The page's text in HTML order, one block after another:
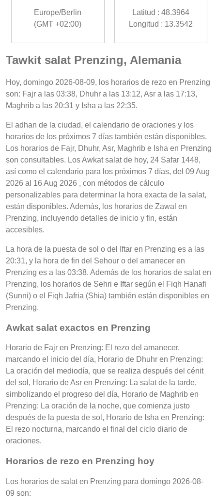
Europe/Berlin
(GMT +02:00)
Latitud : 48.3964
Longitud : 13.3542
Tawkit salat Prenzing, Alemania
Hoy, domingo 2026-08-09, los horarios de rezo en Prenzing
son: Fajr a las 03:38, Dhuhr a las 13:12, Asr a las 17:13,
Maghrib a las 20:31 y Isha a las 22:35.
El adhan de la ciudad, el calendario de oraciones y los
horarios de los próximos 7 días también están disponibles.
Los horarios de Fajr, Dhuhr, Asr, Maghrib e Isha en Prenzing
son consultables. Los Awkat salat de hoy, 24 Safar 1448,
así como el calendario para los próximos 7 días, del 09 Aug
2026 al 16 Aug 2026 , con métodos de cálculo
personalizables para determinar la hora exacta de la salat,
están disponibles. Además, los horarios de Zawal en
Prenzing, incluyendo detalles de inicio y fin, están
accesibles.
La hora de la puesta de sol o del Iftar en Prenzing es a las
20:31, y la hora de fin del Sehour o del amanecer en
Prenzing es a las 03:38. Además de los horarios de salat en
Prenzing, los horarios de Sehri e Iftar según el Fiqh Hanafi
(Sunni) o el Fiqh Jafria (Shia) también están disponibles en
Prenzing.
Awkat salat exactos en Prenzing
Horario de Fajr en Prenzing: El rezo del amanecer,
marcando el inicio del día, Horario de Dhuhr en Prenzing:
La oración del mediodía, que se realiza después del cénit
del sol, Horario de Asr en Prenzing: La salat de la tarde,
simbolizando el progreso del día, Horario de Maghrib en
Prenzing: La oración de la noche, que comienza justo
después de la puesta de sol, Horario de Isha en Prenzing:
El rezo nocturna, marcando el final del ciclo diario de
oraciones.
Horarios de rezo en Prenzing hoy
Los horarios de salat en Prenzing para domingo 2026-08-
09 son: